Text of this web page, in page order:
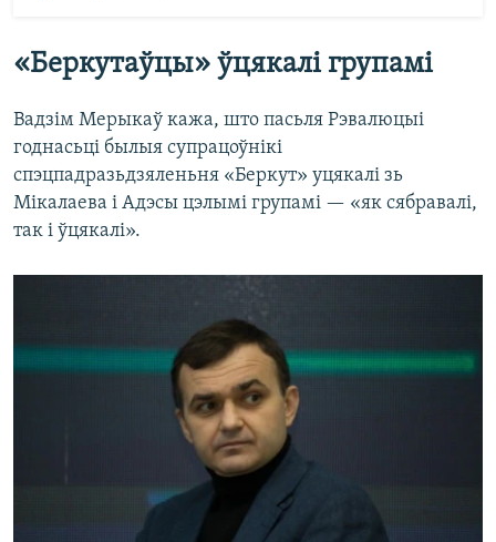
«Беркутаўцы» ўцякалі групамі
Вадзім Мерыкаў кажа, што пасьля Рэвалюцыі
годнасьці былыя супрацоўнікі
спэцпадразьдзяленьня «Беркут» уцякалі зь
Мікалаева і Адэсы цэлымі групамі — «як сябравалі,
так і ўцякалі».